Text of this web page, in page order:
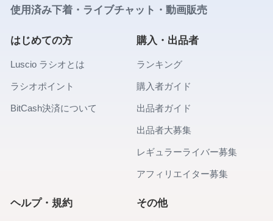
使用済み下着・ライブチャット・動画販売
はじめての方
Luscio ラシオとは
ラシオポイント
BitCash決済について
購入・出品者
ランキング
購入者ガイド
出品者ガイド
出品者大募集
レギュラーライバー募集
アフィリエイター募集
ヘルプ・規約 その他